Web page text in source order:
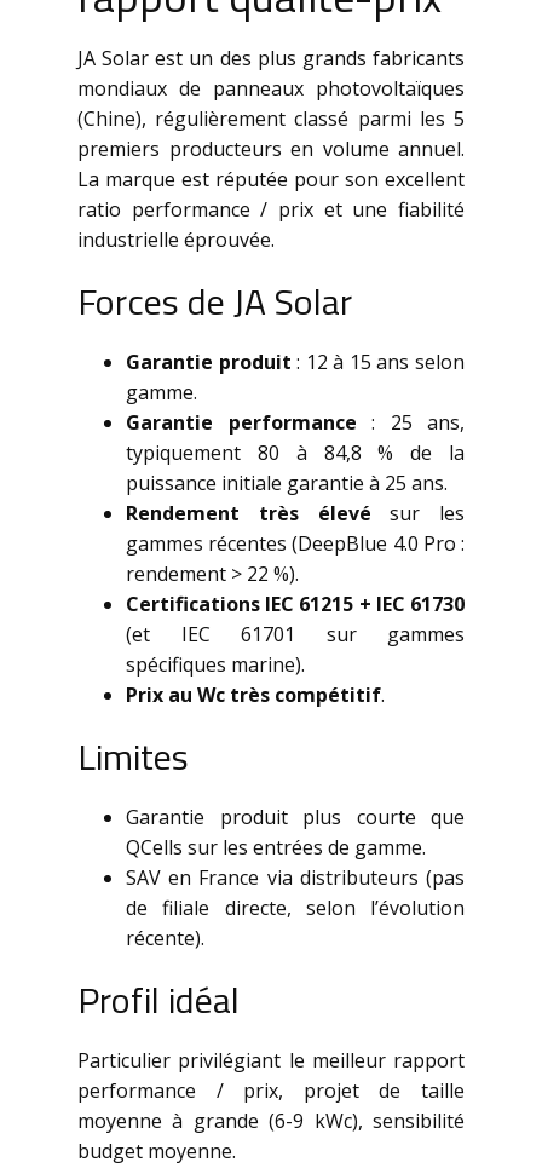
JA Solar est un des plus grands fabricants
mondiaux de panneaux photovoltaïques
(Chine), régulièrement classé parmi les 5
premiers producteurs en volume annuel.
La marque est réputée pour son excellent
ratio performance / prix et une fiabilité
industrielle éprouvée.
Forces de JA Solar
Garantie produit : 12 à 15 ans selon
gamme.
Garantie performance : 25 ans,
typiquement 80 à 84,8 % de la
puissance initiale garantie à 25 ans.
Rendement très élevé sur les
gammes récentes (DeepBlue 4.0 Pro :
rendement > 22 %).
Certifications IEC 61215 + IEC 61730
(et IEC 61701 sur gammes
spécifiques marine).
Prix au Wc très compétitif.
Limites
Garantie produit plus courte que
QCells sur les entrées de gamme.
SAV en France via distributeurs (pas
de filiale directe, selon l’évolution
récente).
Profil idéal
Particulier privilégiant le meilleur rapport
performance / prix, projet de taille
moyenne à grande (6-9 kWc), sensibilité
budget moyenne.